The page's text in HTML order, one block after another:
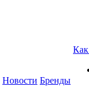
Новости Бренды